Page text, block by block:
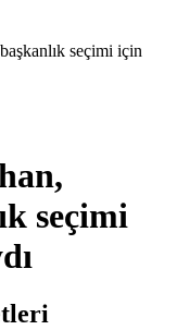
seçimi için
seçimi